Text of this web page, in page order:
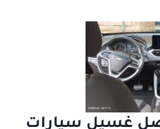
غسيل سيارات